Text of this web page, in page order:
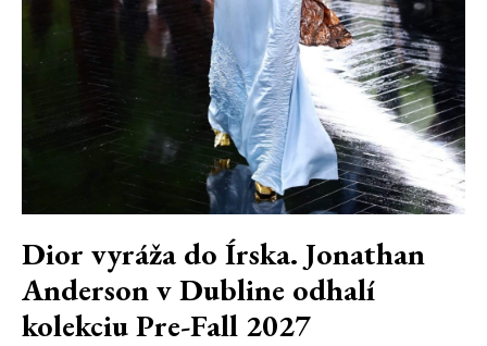
Dior vyráža do Írska. Jonathan
Anderson v Dubline odhalí
kolekciu Pre-Fall 2027